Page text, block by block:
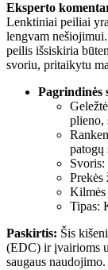
Eksperto
Lenktiniai peiliai
lengvam
peilis išsiskiria
svoriu, pritaikytu
Pagrindinės
plieno,
patogų
Prekės
Kilmės
Tipas:
Paskirtis: Šis
(EDC) ir įvairioms
saugaus naudojimo.